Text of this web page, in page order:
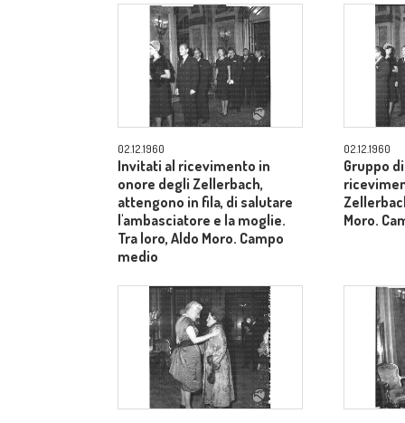
02.12.1960
Invitati al ricevimento in
onore degli Zellerbach,
attengono in fila, di salutare
l'ambasciatore e la moglie.
Tra loro, Aldo Moro. Campo
medio
02.12.1960
Gruppo
Moro.